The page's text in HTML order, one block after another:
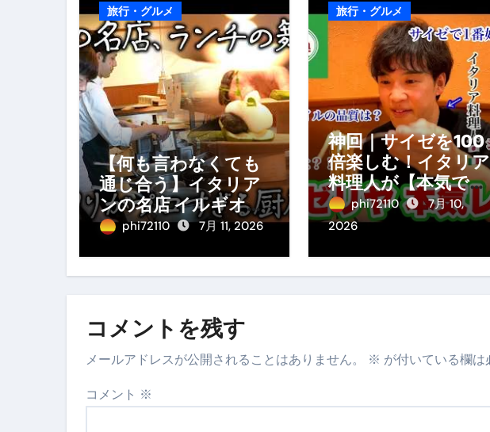
旅行・グルメ
【何も言わなくても
通じ合う】イタリア
ンの名店 イルギオッ
トーネの厨房風景｜
phi72110 7月 11, 2026
旅行・グルメ
神回｜サイゼを100
倍楽しむ！イタリア
料理人が【本気で】
料理をガチ分析して
みた。
phi72110
7月 10,
2026
コメントを残す
メールアドレスが公開されることはありません。 ※ が付いている欄は
コメント ※